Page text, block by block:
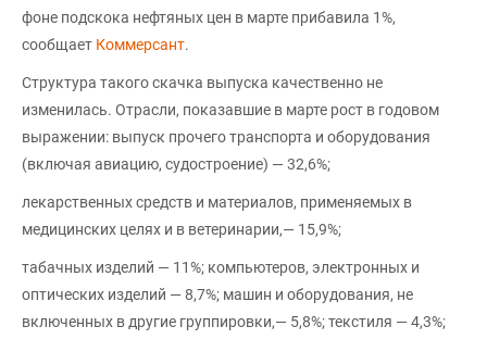
фоне подскока нефтяных цен в марте прибавила 1%,
сообщает Коммерсант.
Структура такого скачка выпуска качественно не
изменилась. Отрасли, показавшие в марте рост в годовом
выражении: выпуск прочего транспорта и оборудования
(включая авиацию, судостроение) — 32,6%;
лекарственных средств и материалов, применяемых в
медицинских целях и в ветеринарии,— 15,9%;
табачных изделий — 11%; компьютеров, электронных и
оптических изделий — 8,7%; машин и оборудования, не
включенных в другие группировки,— 5,8%; текстиля — 4,3%;